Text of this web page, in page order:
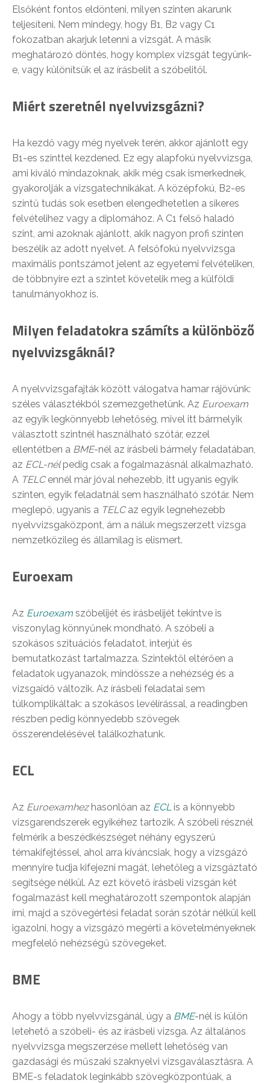
Elsőként fontos eldönteni, milyen szinten akarunk
teljesíteni. Nem mindegy, hogy B1, B2 vagy C1
fokozatban akarjuk letenni a vizsgát. A másik
meghatározó döntés, hogy komplex vizsgát tegyünk-
e, vagy különítsük el az írásbelit a szóbelitől.
Miért szeretnél nyelvvizsgázni?
Ha kezdő vagy még nyelvek terén, akkor ajánlott egy
B1-es szinttel kezdened. Ez egy alapfokú nyelvvizsga,
ami kiváló mindazoknak, akik még csak ismerkednek,
gyakorolják a vizsgatechnikákat. A középfokú, B2-es
szintű tudás sok esetben elengedhetetlen a sikeres
felvételihez vagy a diplomához. A C1 felső haladó
szint, ami azoknak ajánlott, akik nagyon profi szinten
beszélik az adott nyelvet. A felsőfokú nyelvvizsga
maximális pontszámot jelent az egyetemi felvételiken,
de többnyire ezt a szintet követelik meg a külföldi
tanulmányokhoz is.
Milyen feladatokra számíts a különböző
nyelvvizsgáknál?
A nyelvvizsgafajták között válogatva hamar rájövünk:
széles választékból szemezgethetünk. Az Euroexam
az egyik legkönnyebb lehetőség, mivel itt bármelyik
választott szintnél használható szótár, ezzel
ellentétben a BME-nél az írásbeli bármely feladatában,
az ECL-nélpedig csak a fogalmazásnál alkalmazható.
A TELCennél már jóval nehezebb, itt ugyanis egyik
szinten, egyik feladatnál sem használható szótár. Nem
meglepő, ugyanis a TELCaz egyik legnehezebb
nyelvvizsgaközpont, ám a náluk megszerzett vizsga
nemzetközileg és államilag is elismert.
Euroexam
Az Euroexam szóbelijét és írásbelijét tekintve is
viszonylag könnyűnek mondható. A szóbeli a
szokásos szituációs feladatot, interjút és
bemutatkozást tartalmazza. Szintektől eltérően a
feladatok ugyanazok, mindössze a nehézség és a
vizsgaidő változik. Az írásbeli feladatai sem
túlkomplikáltak: a szokásos levélírással, a readingben
részben pedig könnyedebb szövegek
összerendelésével találkozhatunk.
ECL
Az Euroexamhezhasonlóan az ECLis a könnyebb
vizsgarendszerek egyikéhez tartozik. A szóbeli résznél
felmérik a beszédkészséget néhány egyszerű
témakifejtéssel, ahol arra kíváncsiak, hogy a vizsgázó
mennyire tudja kifejezni magát, lehetőleg a vizsgáztató
segítsége nélkül. Az ezt követő írásbeli vizsgán két
fogalmazást kell meghatározott szempontok alapján
írni, majd a szövegértési feladat során szótár nélkül kell
igazolni, hogy a vizsgázó megérti a követelményeknek
megfelelő nehézségű szövegeket.
BME
Ahogy a több nyelvvizsgánál, úgy a BME-nél is külön
letehető a szóbeli- és az írásbeli vizsga. Az általános
nyelvvizsga megszerzése mellett lehetőség van
gazdasági és műszaki szaknyelvi vizsgaválasztásra. A
BME-s feladatok leginkább szövegközpontúak, a